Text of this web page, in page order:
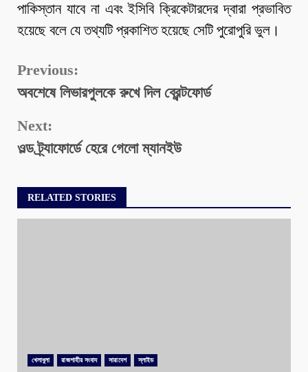
পাকিস্তান যাবে না এবং ইসিবি ক্রিকেটারদের দ্বারা প্রভাবিত
হয়েছে বলে যে তথ্যটি প্রকাশিত হয়েছে সেটি পুরোপুরি ভুল।
Continue
Reading
Previous:
অবশেষে লিভারপুলকে রুখে দিল ব্রেন্টফোর্ড
Next:
ওল্ড ট্র্যাফোর্ডে হেরে গেলো ম্যানইউ
RELATED STORIES
খেলাধুলা রাজশাহীর সংবাদ সারাদেশ স্লাইড